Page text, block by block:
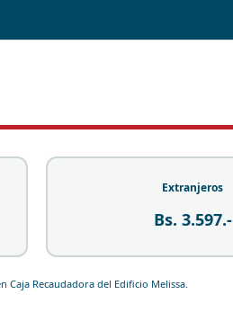
Extranjeros
Bs. 3.597.-
Caja Recaudadora del Edificio Melissa.